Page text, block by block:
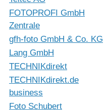
FOTOPROFI GmbH
Zentrale
gfh-foto GmbH & Co. KG
Lang GmbH
TECHNIKdirekt
TECHNIKdirekt.de
business
Foto Schubert